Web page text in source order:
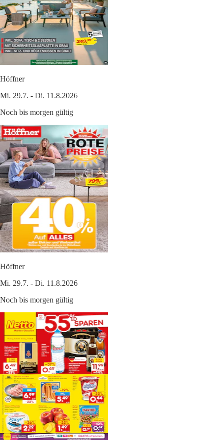
Höffner
Mi. 29.7. - Di. 11.8.2026
Noch bis morgen gültig
Höffner
Mi. 29.7. - Di. 11.8.2026
Noch bis morgen gültig